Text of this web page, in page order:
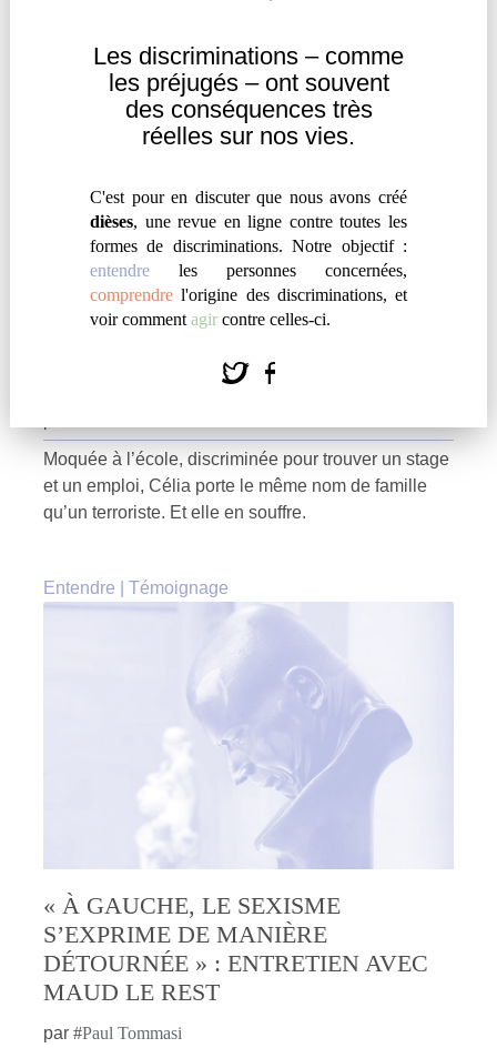
Les discriminations – comme
lespréjugés – ont souvent
desconséquences très
réelles sur nos vies.
C'est pour en discuter que nous avons créé
dièses, une revue en ligne contre toutes les
formes de discriminations. Notre objectif :
entendre les personnes concernées,
comprendre l'origine des discriminations, et
voir comment agir contre celles-ci.
Moquée à l’école, discriminée pour trouver un stage
et un emploi, Célia porte le même nom de famille
qu’un terroriste. Et elle en souffre.
Entendre Témoignage
« À GAUCHE, LE SEXISME
S’EXPRIME DE MANIÈRE
DÉTOURNÉE » : ENTRETIEN AVEC
MAUD LE REST
par #Paul Tommasi